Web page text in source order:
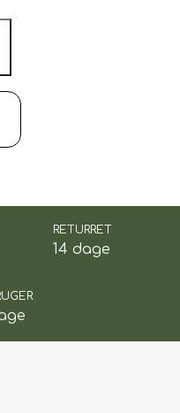
på vand
RETURRET
14 dage